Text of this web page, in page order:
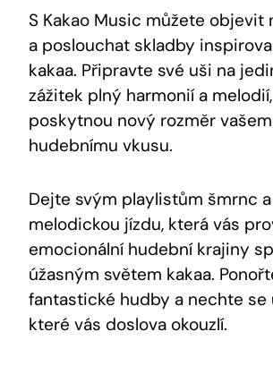
S Kakao Music ‍můžete objevit
a poslouchat skladby
kakaa. Připravte ‌své uši na
zážitek ⁣plný ⁤harmonií a
poskytnou nový rozměr
hudebnímu ⁣vkusu.
Dejte svým playlistům šmrnc
melodickou jízdu, která vás​
emocionální hudební krajiny
úžasným světem kakaa.
fantastické ⁢hudby⁢ a​ nechte‍ se
které vás doslova okouzlí.